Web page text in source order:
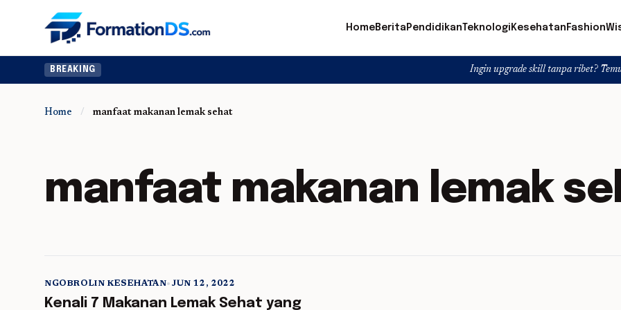
HomeBerita PendidikanTeknologi Kesehatan Fashion
BREAKING Ingin upgrade skill tanpa ribet? Temukan
Home / manfaat makanan lemak sehat
manfaat makanan lemak
5 min read
NGOBROLIN KESEHATAN• JUN 12, 2022
Kenali 7 Makanan Lemak Sehat yang